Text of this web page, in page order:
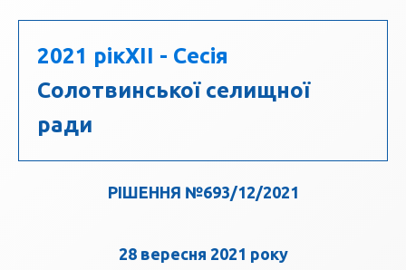
2021 рікXII - Сесія
Солотвинської селищної
ради
РІШЕННЯ №693/12/2021
28 вересня 2021 року